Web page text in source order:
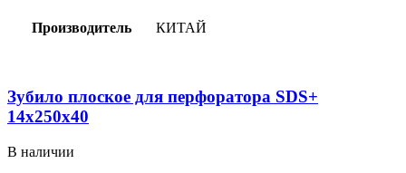
Производитель КИТАЙ
Зубило плоское для перфоратора SDS+
14х250х40
В наличии